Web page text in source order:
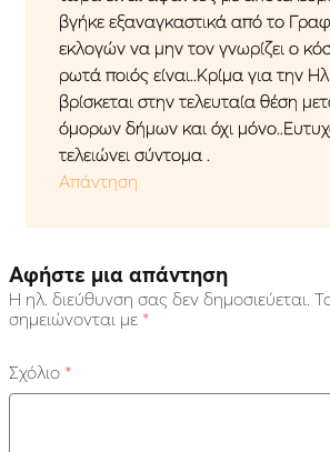
βγήκε εξαναγκαστικά από το
εκλογών να μην τον γνωρίζει ο
ρωτά ποιός είναι..Κρίμα για την
βρίσκεται στην τελευταία θέση
όμορων δήμων και όχι
τελειώνει σύντομα .
Απάντηση
Αφήστε μια απάντηση
Η ηλ. διεύθυνση σας δεν δημοσιεύεται.
σημειώνονται με *
Σχόλιο *